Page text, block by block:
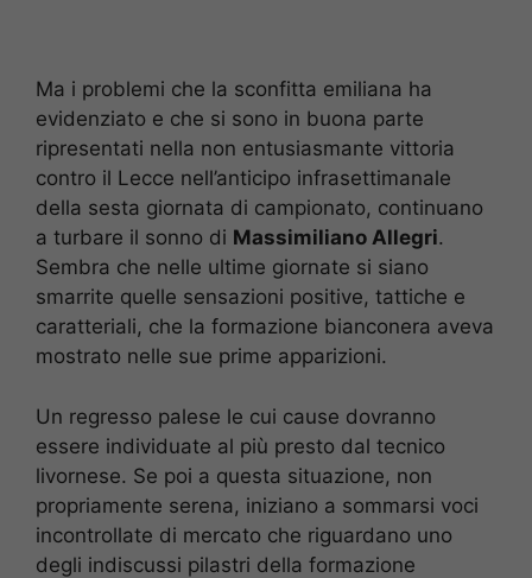
Ma i problemi che la sconfitta emiliana ha
evidenziato e che si sono in buona parte
ripresentati nella non entusiasmante vittoria
contro il Lecce nell’anticipo infrasettimanale
della sesta giornata di campionato, continuano
a turbare il sonno di Massimiliano Allegri.
Sembra che nelle ultime giornate si siano
smarrite quelle sensazioni positive, tattiche e
caratteriali, che la formazione bianconera aveva
mostrato nelle sue prime apparizioni.
Un regresso palese le cui cause dovranno
essere individuate al più presto dal tecnico
livornese. Se poi a questa situazione, non
propriamente serena, iniziano a sommarsi voci
incontrollate di mercato che riguardano uno
degli indiscussi pilastri della formazione